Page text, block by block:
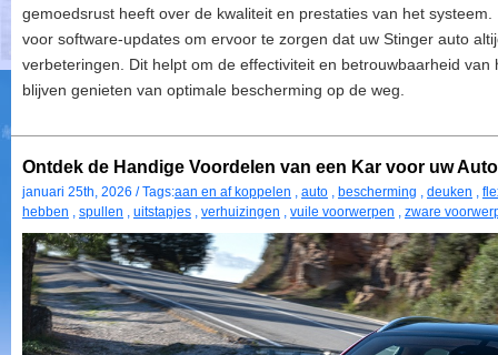
gemoedsrust heeft over de kwaliteit en prestaties van het
voor software-updates om ervoor te zorgen dat uw Stinger auto
verbeteringen. Dit helpt om de effectiviteit en betrouwbaarheid
blijven genieten van optimale bescherming op de weg.
Ontdek de Handige Voordelen van een Kar voor uw Auto
januari 25th, 2026 / Tags:aan en af koppelen , auto , bescherming , deuken ,
hebben , spullen , uitstapjes , verhuizingen , vuile voorwerpen , zware